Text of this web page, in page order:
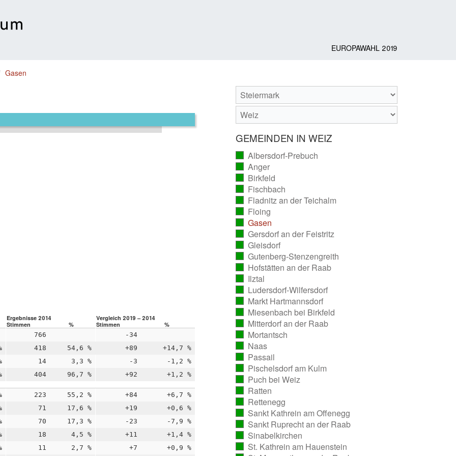
EUROPAWAHL 2019
Gasen
Ergebnisse 2014
Vergleich 2019 – 2014
Stimmen % Stimmen %
766 -34
418 54,6 % +89 +14,7 %
14 3,3 % -3 -1,2 %
404 96,7 % +92 +1,2 %
223 55,2 % +84 +6,7 %
71 17,6 % +19 +0,6 %
70 17,3 % -23 -7,9 %
18 4,5 % +11 +1,4 %
11 2,7 % +7 +0,9 %
GEMEINDEN IN WEIZ
Albersdorf-Prebuch
ausgezählt)
Anger
ausgezählt)
Birkfeld
ausgezählt)
Fischbach
ausgezählt)
Fladnitz an der Teichalm(vollständig
ausgezählt)
Floing
ausgezählt)
Gasen
ausgezählt)
Gersdorf an der Feistritz(vollständig
ausgezählt)
Gleisdorf
ausgezählt)
Gutenberg-Stenzengreith(vollständig
ausgezählt)
Hofstätten an der Raab(vollständig
ausgezählt)
Ilztal
ausgezählt)
Ludersdorf-Wilfersdorf
ausgezählt)
Markt Hartmannsdorf
ausgezählt)
Miesenbach bei Birkfeld(vollständig
ausgezählt)
Mitterdorf an der Raab
ausgezählt)
Mortantsch
ausgezählt)
Naas
ausgezählt)
Passail
ausgezählt)
Pischelsdorf am Kulm
ausgezählt)
Puch bei Weiz
ausgezählt)
Ratten
ausgezählt)
Rettenegg
ausgezählt)
Sankt Kathrein am Offenegg
(vollständig
ausgezählt)
Sankt Ruprecht an der Raab
(vollständig
ausgezählt)
Sinabelkirchen
ausgezählt)
St. Kathrein am Hauenstein(vollständig